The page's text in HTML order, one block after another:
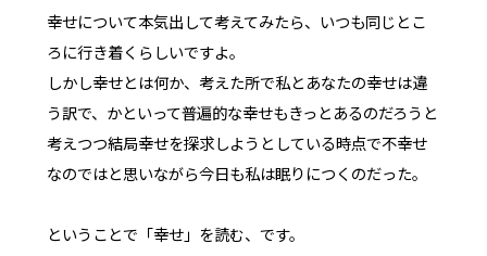
幸せについて本気出して考えてみたら、いつも同じとこ
ろに行き着くらしいですよ。
しかし幸せとは何か、考えた所で私とあなたの幸せは違
う訳で、かといって普遍的な幸せもきっとあるのだろうと
考えつつ結局幸せを探求しようとしている時点で不幸せ
なのではと思いながら今日も私は眠りにつくのだった。
ということで「幸せ」を読む、です。